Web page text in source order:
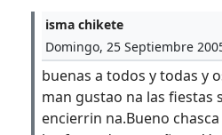
isma chikete
Domingo, 25 Septiembre
buenas a todos y todas y
man gustao na las fiestas
encierrin na.Bueno